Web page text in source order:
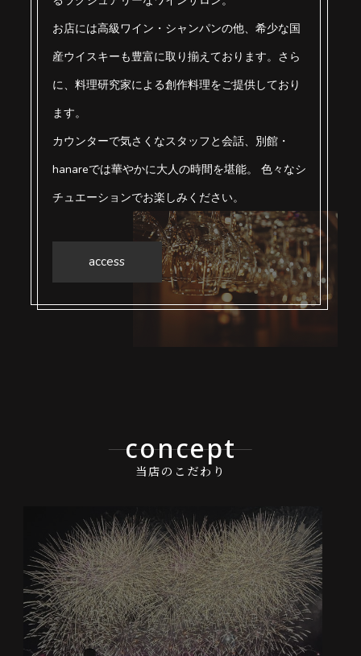
お店には高級ワイン・シャンパンの他、希少な国
産ウイスキーも豊富に取り揃えております。さら
に、料理研究家による創作料理をご提供しており
ます。
カウンターで気さくなスタッフと会話、別館・
hanareでは華やかに大人の時間を堪能。 色々なシ
チュエーションでお楽しみください。
access
concept
当店のこだわり